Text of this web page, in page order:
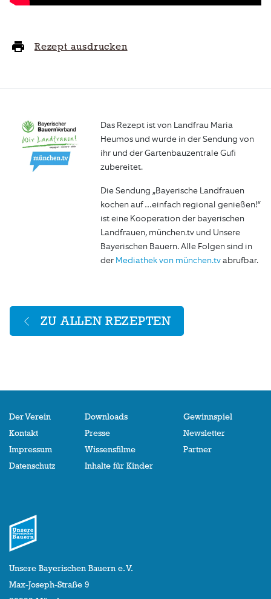
Rezept ausdrucken
Das Rezept ist von Landfrau Maria
Heumos und wurde in der Sendung von
ihr und der Gartenbauzentrale Gufi
zubereitet.
Die Sendung „Bayerische Landfrauen
kochen auf …einfach regional genießen!“
ist eine Kooperation der bayerischen
Landfrauen, münchen.tv und Unsere
Bayerischen Bauern. Alle Folgen sind in
der Mediathek von münchen.tvabrufbar.
ZU ALLEN REZEPTEN
Der Verein
Kontakt
Impressum
Datenschutz
Downloads
Presse
Wissensfilme
Inhalte für Kinder
Gewinnspiel
Newsletter
Partner
Unsere Bayerischen Bauern e. V.
Max-Joseph-Straße 9